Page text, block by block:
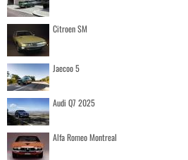
Citroen SM
Jaecoo 5
Audi Q7 2025
Alfa Romeo Montreal